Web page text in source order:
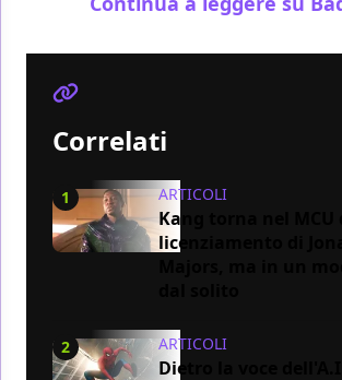
Correlati
1 ARTICOLI
Kang torna nel MCU
licenziamento di
2 ARTICOLI
Dietro la voce